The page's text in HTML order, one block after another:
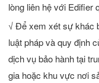
lòng liên hệ với Edifier
√ Để xem xét sự khác
luật pháp và quy định
dịch vụ bảo hành tại
gia hoặc khu vực nơi